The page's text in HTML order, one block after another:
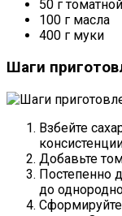
50 г
100 г масла
400 г муки
Шаги
Взбейте
Добавьте
Постепенно
до
Сформируйте